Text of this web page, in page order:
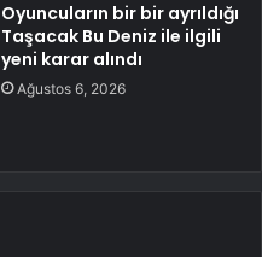
Oyuncuların bir bir ayrıldığı
Taşacak Bu Deniz ile ilgili
yeni karar alındı
Ağustos 6, 2026